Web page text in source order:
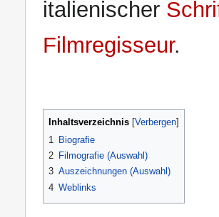
italienischer
Filmregisseur.
Inhaltsverzeichnis
1
Biografie
2 Filmografie (Auswahl)
3 Auszeichnungen (Auswahl)
4 Weblinks